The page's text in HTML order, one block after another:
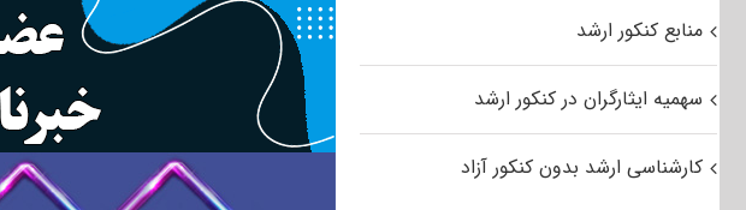
منابع کنکور ارشد
سهمیه ایثارگران در کنکور ارشد
کارشناسی ارشد بدون کنکور آزاد